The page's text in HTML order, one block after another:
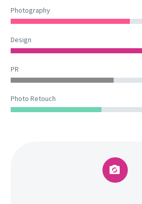
Photography
Design
PR
Photo Retouch

